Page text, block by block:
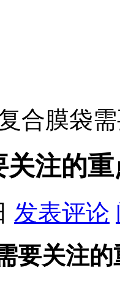
合膜袋
注的
发表评论
要关注